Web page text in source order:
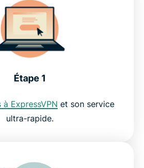
avec YouTube
avec Netflix
avec Wikipédia
un VPN pour apprendre
Étape 1
ExpressVPN et son service
ultra-rapide.